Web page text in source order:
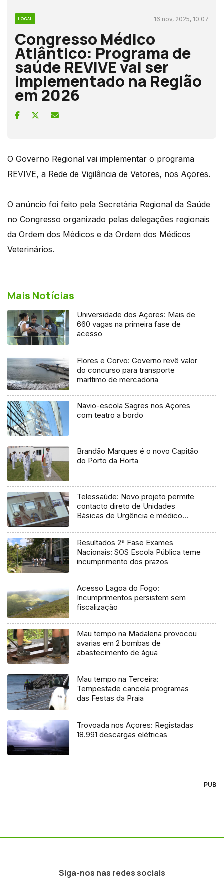
LOCAL 16 nov, 2025, 10:07
Congresso Médico
Atlântico: Programa de
saúde REVIVE vai ser
implementado na Região
em 2026
O Governo Regional vai implementar o programa
REVIVE, a Rede de Vigilância de Vetores, nos Açores.
O anúncio foi feito pela Secretária Regional da Saúde
no Congresso organizado pelas delegações regionais
da Ordem dos Médicos e da Ordem dos Médicos
Veterinários.
Mais Notícias
Universidade dos Açores: Mais de
660 vagas na primeira fase de
acesso
Flores e Corvo: Governo revê valor
do concurso para transporte
marítimo de mercadoria
Navio-escola Sagres nos Açores
com teatro a bordo
Brandão Marques é o novo Capitão
do Porto da Horta
Telessaúde: Novo projeto permite
contacto direto de Unidades
Básicas de Urgência e médico
Resultados 2ª Fase Exames
Nacionais: SOS Escola Pública teme
incumprimento dos prazos
Acesso Lagoa do Fogo:
Incumprimentos persistem sem
fiscalização
Mau tempo na Madalena provocou
avarias em 2 bombas de
abastecimento de água
Mau tempo na Terceira:
Tempestade cancela programas
das Festas da Praia
Trovoada nos Açores: Registadas
18.991 descargas elétricas
PUB
Siga-nos nas redes sociais